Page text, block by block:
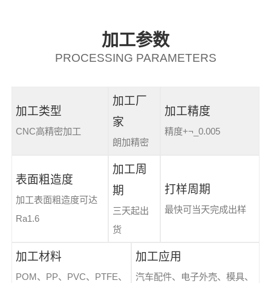
加工参数
PROCESSING PARAMETERS
加工类型
CNC高精密加工
加工厂
家
朗加精密
加工精度
精度+¬_0.005
表面粗造度
加工表面粗造度可达
Ra1.6
加工周
期
三天起出
货
打样周期
最快可当天完成出样
加工材料
POM、PP、PVC、PTFE、
加工应用
汽车配件、电子外壳、模具、